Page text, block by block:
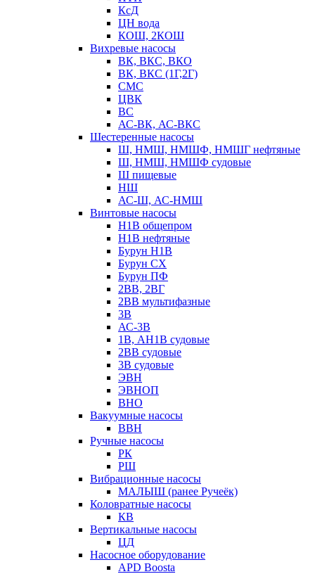
КсД
ЦН вода
КОШ, 2КОШ
Вихревые насосы
ВК, ВКС, ВКО
ВК, ВКС (1Г,2Г)
СМС
ЦВК
ВС
АС-ВК, АС-ВКС
Шестеренные насосы
Ш, НМШ, НМШФ, НМШГ нефтяные
Ш, НМШ, НМШФ судовые
Ш пищевые
НШ
АС-Ш, АС-НМШ
Винтовые насосы
Н1В общепром
Н1В нефтяные
Бурун Н1В
Бурун СХ
Бурун ПФ
2ВВ, 2ВГ
2ВВ мультифазные
3В
АС-3В
1В, АН1В судовые
2ВВ судовые
3В судовые
ЭВН
ЭВНОП
ВНО
Вакуумные насосы
ВВН
Ручные насосы
РК
РШ
Вибрационные насосы
МАЛЫШ (ранее Ручеёк)
Коловратные насосы
КВ
Вертикальные насосы
ЦД
Насосное оборудование
APD Boosta